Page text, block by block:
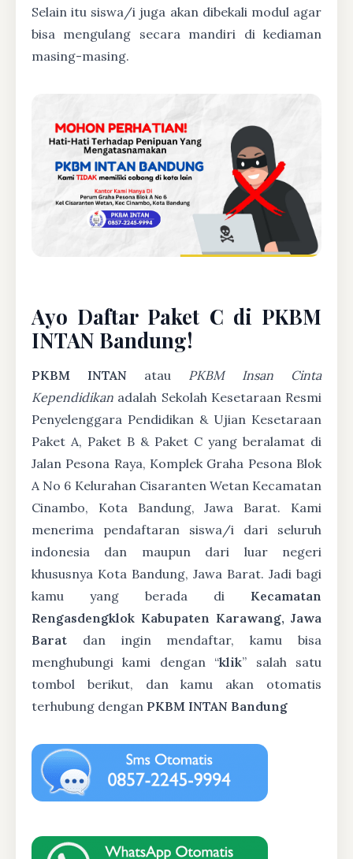
Selain itu siswa/i juga akan dibekali modul agar
bisa mengulang secara mandiri di kediaman
masing-masing.
Ayo Daftar Paket C di PKBM
INTAN Bandung!
PKBM INTAN atau PKBM Insan Cinta
Kependidikan adalah Sekolah Kesetaraan Resmi
Penyelenggara Pendidikan & Ujian Kesetaraan
Paket A, Paket B & Paket C yang beralamat di
Jalan Pesona Raya, Komplek Graha Pesona Blok
A No 6 Kelurahan Cisaranten Wetan Kecamatan
Cinambo, Kota Bandung, Jawa Barat. Kami
menerima pendaftaran siswa/i dari seluruh
indonesia dan maupun dari luar negeri
khususnya Kota Bandung, Jawa Barat. Jadi bagi
kamu yang berada di Kecamatan
Rengasdengklok Kabupaten Karawang, Jawa
Barat dan ingin mendaftar, kamu bisa
menghubungi kami dengan “klik” salah satu
tombol berikut, dan kamu akan otomatis
terhubung dengan PKBM INTAN Bandung